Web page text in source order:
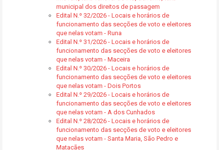
municipal dos direitos de passagem
Edital N.º 32/2026 - Locais e horários de
funcionamento das secções de voto e eleitores
que nelas votam - Runa
Edital N.º 31/2026 - Locais e horários de
funcionamento das secções de voto e eleitores
que nelas votam - Maceira
Edital N.º 30/2026 - Locais e horários de
funcionamento das secções de voto e eleitores
que nelas votam - Dois Portos
Edital N.º 29/2026 - Locais e horários de
funcionamento das secções de voto e eleitores
que nelas votam - A dos Cunhados
Edital N.º 28/2026 - Locais e horários de
funcionamento das secções de voto e eleitores
que nelas votam - Santa Maria, São Pedro e
Matacães